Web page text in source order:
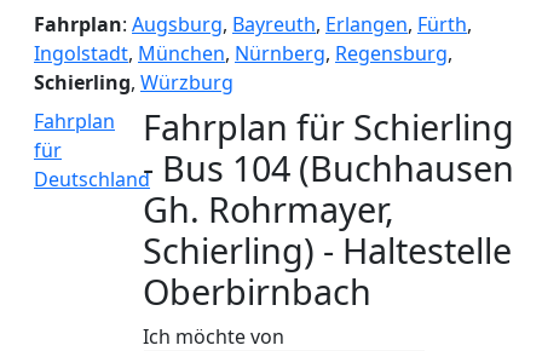
Fahrplan: Augsburg, Bayreuth, Erlangen, Fürth,
Ingolstadt, München, Nürnberg, Regensburg,
Schierling, Würzburg
Fahrplan
für
Deutschland
Fahrplan für Schierling
- Bus 104 (Buchhausen
Gh. Rohrmayer,
Schierling) - Haltestelle
Oberbirnbach
Ich möchte von